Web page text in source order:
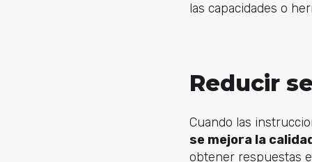
las capacidades o
Reducir
Cuando las
se mejora la
obtener respuestas